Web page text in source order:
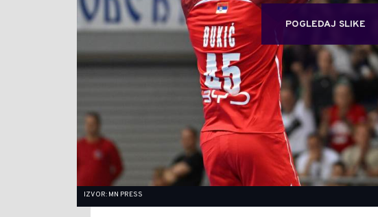
POGLEDAJ SLIKE
IZVOR: MN PRESS